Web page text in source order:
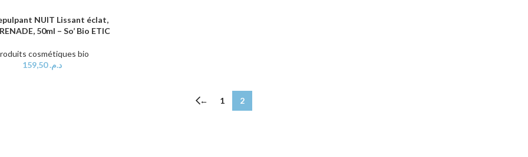
PANIERNUIT Lissant éclat,
50ml – So’ Bio ETIC
cosmétiques bio
د.م.159,50
← 1 2